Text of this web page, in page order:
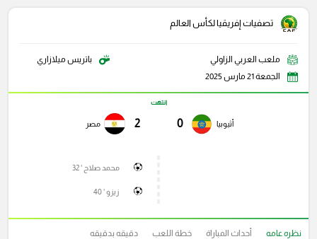
تصفيات إفريقيا لكأس العالم
ملعب العربي الزاولي
باتريس ميلازاري
الجمعة 21 مارس 2025
أثيوبيا 0
انتهت
2 مصر
محمد صلاح ' 32
زيزو ' 40
نظره عامه أحداث المباراة خطة اللعب دقيقه بدقيقه